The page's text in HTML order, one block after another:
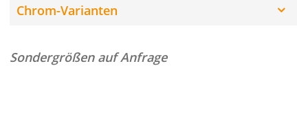
Chrom-Varianten
Sondergrößen auf Anfrage